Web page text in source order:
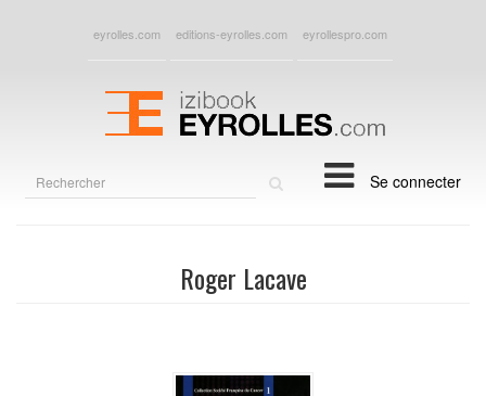
eyrolles.com editions-eyrolles.com eyrollespro.com
Se connecter
Roger Lacave